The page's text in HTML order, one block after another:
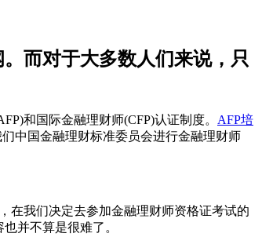
而对于大多数人们来说，只
和国际金融理财师(CFP)认证制度。 AFP培
中国金融理财标准委员会进行金融理财师
我们决定去参加金融理财师资格证考试的
并不算是很难了。